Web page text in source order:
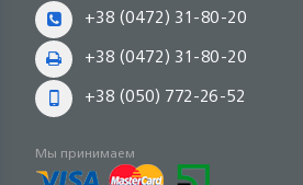
+38 (0472) 31-80-20
+38 (0472) 31-80-20
+38 (050) 772-26-52
Мы принимаем